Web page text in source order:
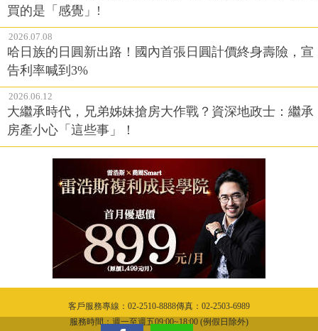
買的是「感覺」!
2026.07.08
哈日族的日圓新出路！國內首張日圓計價終身壽險，宣
告利率喊到3%
2026.06.12
大繼承時代，兄弟姊妹搶房大作戰？資深地政士：繼承
房產小心「這些事」！
客戶服務專線：02-2510-8888傳真：02-2503-6989
服務時間：週一至週五09:00~18:00 (例假日除外)